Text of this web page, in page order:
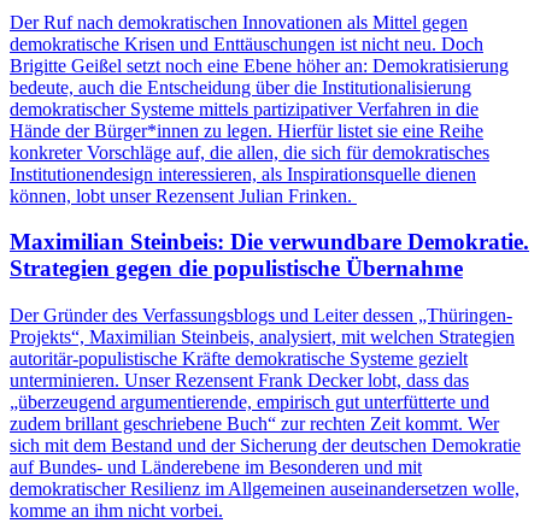
Der Ruf nach demokratischen Innovationen als Mittel gegen
demokratische Krisen und Enttäuschungen ist nicht neu. Doch
Brigitte Geißel setzt noch eine Ebene höher an: Demokratisierung
bedeute, auch die Entscheidung über die Institutionalisierung
demokratischer Systeme mittels partizipativer Verfahren in die
Hände der Bürger*innen zu legen. Hierfür listet sie eine Reihe
konkreter Vorschläge auf, die allen, die sich für demokratisches
Institutionendesign interessieren, als Inspirationsquelle dienen
können, lobt unser Rezensent Julian Frinken.
Maximilian Steinbeis: Die verwundbare Demokratie.
Strategien gegen die populistische Übernahme
Der Gründer des Verfassungsblogs und Leiter dessen „Thüringen-
Projekts“, Maximilian Steinbeis, analysiert, mit welchen Strategien
autoritär-populistische Kräfte demokratische Systeme gezielt
unterminieren. Unser Rezensent Frank Decker lobt, dass das
„überzeugend argumentierende, empirisch gut unterfütterte und
zudem brillant geschriebene Buch“ zur rechten Zeit kommt. Wer
sich mit dem Bestand und der Sicherung der deutschen Demokratie
auf Bundes- und Länderebene im Besonderen und mit
demokratischer Resilienz im Allgemeinen auseinandersetzen wolle,
komme an ihm nicht vorbei.